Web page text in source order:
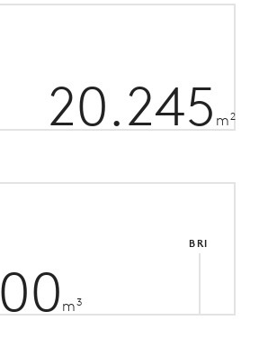
20.245 m2
BRI
m3